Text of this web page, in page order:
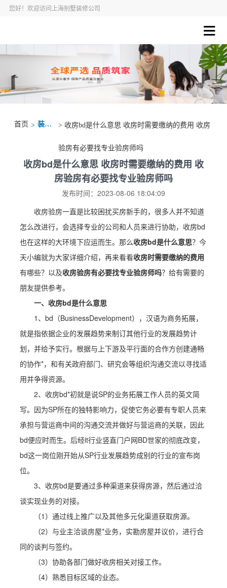
您好！欢迎访问上海别墅装修公司
首页 > 装修资讯 > 收房bd是什么意思 收房时需要缴纳的费用 收房
验房有必要找专业验房师吗
收房bd是什么意思 收房时需要缴纳的费用 收
房验房有必要找专业验房师吗
发布时间：2023-08-06 18:04:09
收房验房一直是比较困扰买房新手的，很多人并不知道
怎么改进行，会选择专业的公司和人员来进行协助，收房bd
也在这样的大环境下应运而生。那么收房bd是什么意思？今
天小编就为大家详细介绍，再来看看收房时需要缴纳的费用
有哪些？以及收房验房有必要找专业验房师吗？给有需要的
朋友提供参考。
一、收房bd是什么意思
1、bd（BusinessDevelopment），汉语为商务拓展，
就是指依据企业的发展趋势来制订其他行业的发展趋势计
划，并给予实行。根据与上下游及平行面的合作方创建通畅
的协作*，和有关政府部门、研究会等组织沟通交流以寻找适
用并争得资源。
2、收房bd*初就是说SP的业务拓展工作人员的英文简
写。因为SP所在的独特影响力，促使它务必要有专职人员来
承担与营运商中间的沟通交流并做好与营运商的关联，因此
bd便应时而生。后经it行业竖直门户网BD世家的彻底改变，
bd这一岗位刚开始从SP行业发展趋势成别的行业的宣布岗
位。
3、收房bd是要通过多种渠道来获得房源，然后通过洽
谈实现业务的对接。
（1）通过线上推广以及其他多元化渠道获取房源。
（2）与业主洽谈房屋*业务，实勘房屋并议价，进行合
同的谈判与签约。
（3）协助各部门做好收房相关对接工作。
（4）熟悉目标区域的业态。